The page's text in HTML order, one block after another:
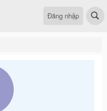
Đăng nhập